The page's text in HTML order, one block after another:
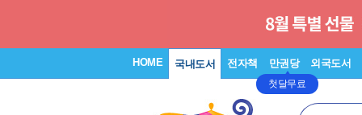
HOME 국내도서 전자책 만권당
첫달무료
외국도서